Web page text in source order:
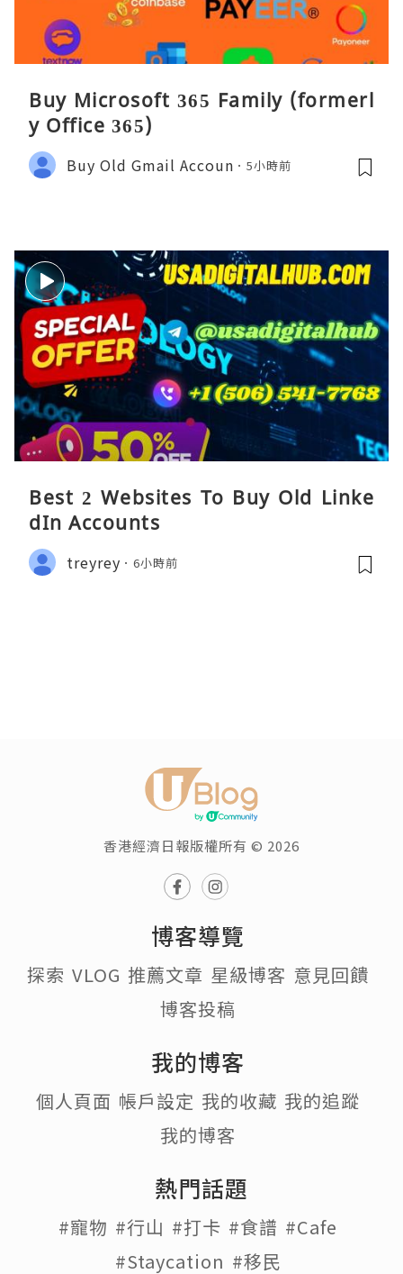
Buy Microsoft 365 Family (formerl
y Office 365)
Buy Old Gmail Accoun 5小時前
Best 2 Websites To Buy Old Linke
dIn Accounts
treyrey 6小時前
香港經濟日報版權所有 © 2026
博客導覽
探索 VLOG 推薦文章 星級博客 意見回饋
博客投稿
我的博客
個人頁面 帳戶設定 我的收藏 我的追蹤
我的博客
熱門話題
#寵物 #行山 #打卡 #食譜 #Cafe
#Staycation #移民